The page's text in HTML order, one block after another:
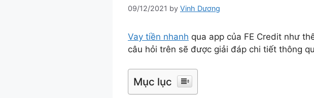
09/12/2021 by Vinh Dương
Vay tiền nhanh qua app của FE Credit như
câu hỏi trên sẽ được giải đáp chi tiết thông
Mục lục